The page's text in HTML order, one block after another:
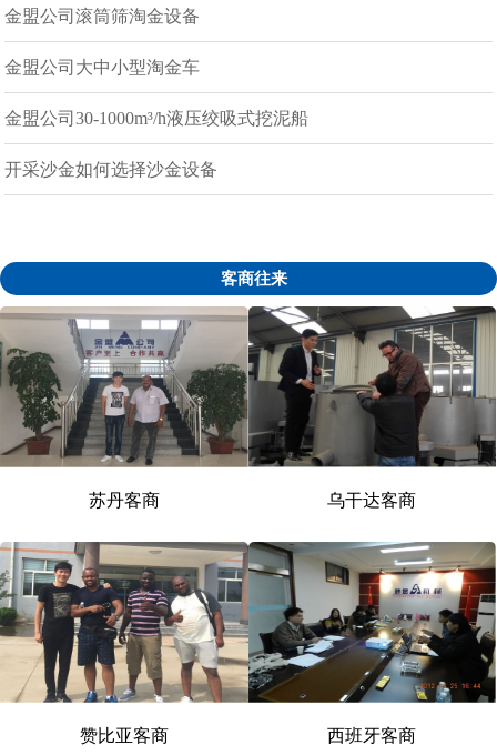
金盟公司滚筒筛淘金设备
金盟公司大中小型淘金车
金盟公司30-1000m³/h液压绞吸式挖泥船
开采沙金如何选择沙金设备
客商往来
苏丹客商 乌干达客商
赞比亚客商 西班牙客商